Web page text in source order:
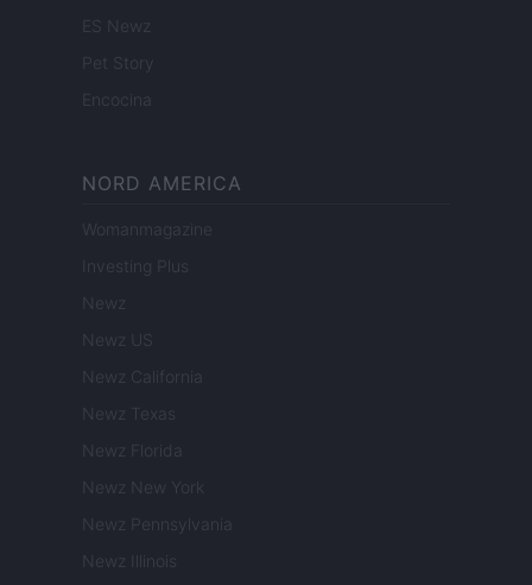
ES Newz
Pet Story
Encocina
NORD AMERICA
Womanmagazine
Investing Plus
Newz
Newz US
Newz California
Newz Texas
Newz Florida
Newz New York
Newz Pennsylvania
Newz Illinois